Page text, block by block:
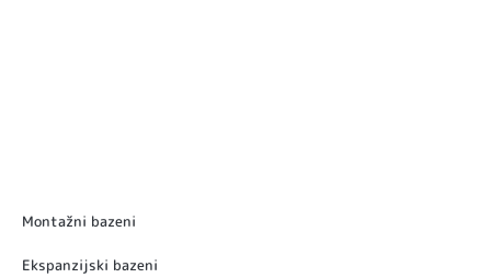
Montažni bazeni
Ekspanzijski bazeni